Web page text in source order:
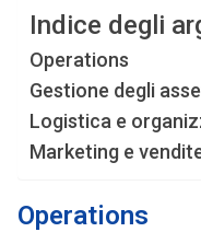
Indice degli
Operations
Gestione degli
Logistica e
Marketing e
Operations